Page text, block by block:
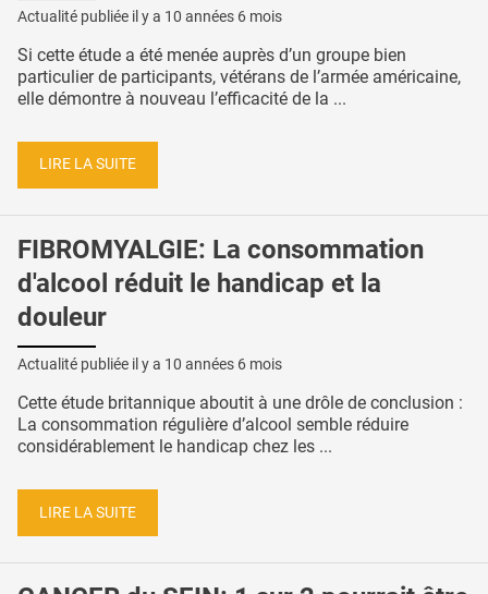
Actualité publiée il y a 10 années 6 mois
Si cette étude a été menée auprès d’un groupe bien
particulier de participants, vétérans de l’armée américaine,
elle démontre à nouveau l’efficacité de la ...
LIRE LA SUITE
FIBROMYALGIE: La consommation
d'alcool réduit le handicap et la
douleur
Actualité publiée il y a 10 années 6 mois
Cette étude britannique aboutit à une drôle de conclusion :
La consommation régulière d’alcool semble réduire
considérablement le handicap chez les ...
LIRE LA SUITE